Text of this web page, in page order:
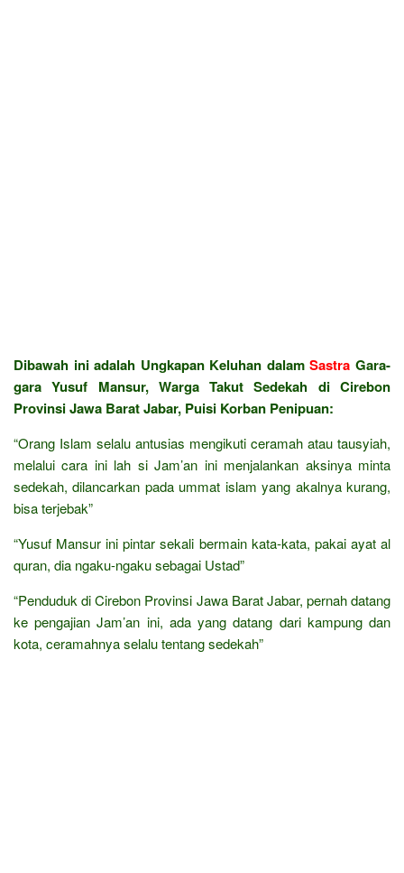
Dibawah ini adalah Ungkapan Keluhan dalamSastra Gara-
gara Yusuf Mansur, Warga Takut Sedekah di Cirebon
Provinsi Jawa Barat Jabar, Puisi Korban Penipuan:
“Orang Islam selalu antusias mengikuti ceramah atau tausyiah,
melalui cara ini lah si Jam’an ini menjalankan aksinya minta
sedekah, dilancarkan pada ummat islam yang akalnya kurang,
bisa terjebak”
“Yusuf Mansur ini pintar sekali bermain kata-kata, pakai ayat al
quran, dia ngaku-ngaku sebagai Ustad”
“Penduduk di Cirebon Provinsi Jawa Barat Jabar, pernah datang
ke pengajian Jam’an ini, ada yang datang dari kampung dan
kota, ceramahnya selalu tentang sedekah”